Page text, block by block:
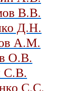
В.В.
Д.Н.
А.М.
О.В.
С.В.
С.С.